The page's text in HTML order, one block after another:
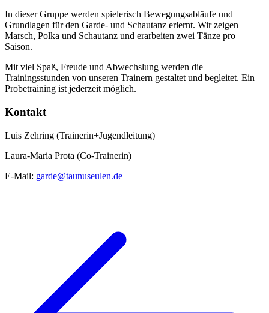
In dieser Gruppe werden spielerisch Bewegungsabläufe und
Grundlagen für den Garde- und Schautanz erlernt. Wir zeigen
Marsch, Polka und Schautanz und erarbeiten zwei Tänze pro
Saison.
Mit viel Spaß, Freude und Abwechslung werden die
Trainingsstunden von unseren Trainern gestaltet und begleitet. Ein
Probetraining ist jederzeit möglich.
Kontakt
Luis Zehring (Trainerin+Jugendleitung)
Laura-Maria Prota (Co-Trainerin)
E-Mail: garde@taunuseulen.de